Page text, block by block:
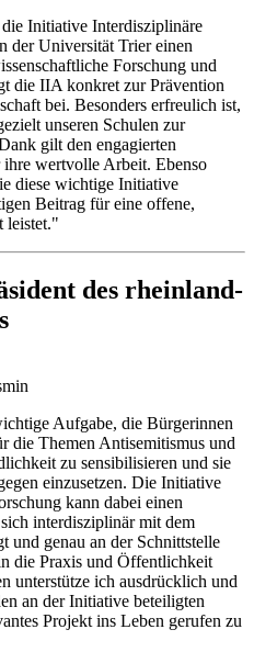
Initiative Interdisziplinäre
der Universität Trier einen
Forschung und
die IIA konkret zur Prävention
bei. Besonders erfreulich ist,
unseren Schulen zur
gilt den engagierten
wertvolle Arbeit. Ebenso
diese wichtige Initiative
Beitrag für eine offene,
leistet."
des rheinland-
Aufgabe, die Bürgerinnen
die Themen Antisemitismus und
zu sensibilisieren und sie
einzusetzen. Die Initiative
kann dabei einen
interdisziplinär mit dem
und genau an der Schnittstelle
die Praxis und Öffentlichkeit
unterstütze ich ausdrücklich und
an der Initiative beteiligten
Projekt ins Leben gerufen zu